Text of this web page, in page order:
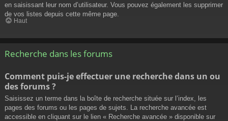
en saisissant leur nom d’utilisateur. Vous pouvez également les supprimer
de vos listes depuis cette même page.
Haut
Recherche dans les forums
Comment puis-je effectuer une recherche dans un ou
des forums ?
Saisissez un terme dans la boîte de recherche située sur l’index, les
pages des forums ou les pages de sujets. La recherche avancée est
accessible en cliquant sur le lien « Recherche avancée » disponible sur